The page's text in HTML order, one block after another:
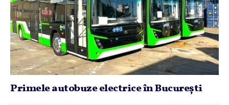
Primele autobuze electrice în Bucureşti